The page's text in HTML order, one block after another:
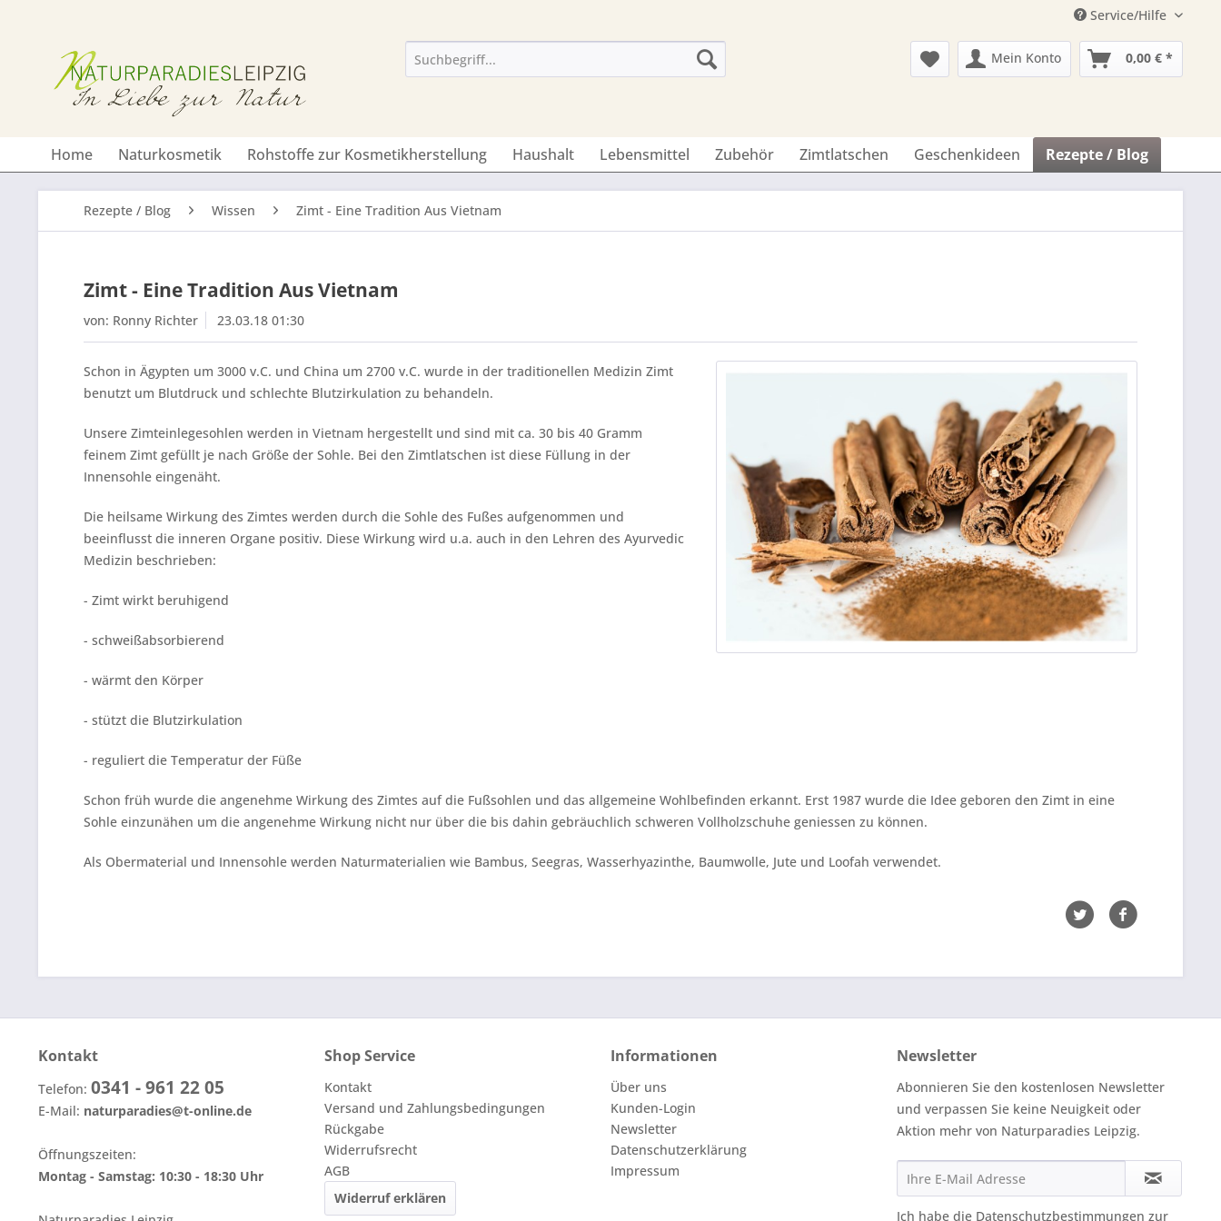
Service/Hilfe
Mein Konto 0,00 € *
Home Naturkosmetik Rohstoffe zur Kosmetikherstellung Haushalt Lebensmittel Zubehör Zimtlatschen Geschenkideen Rezepte / Blog
Rezepte / Blog Wissen Zimt - Eine Tradition Aus Vietnam
Zimt - Eine Tradition Aus Vietnam
von: Ronny Richter 23.03.18 01:30
Schon in Ägypten um 3000 v.C. und China um 2700 v.C. wurde in der traditionellen Medizin Zimt
benutzt um Blutdruck und schlechte Blutzirkulation zu behandeln.
Unsere Zimteinlegesohlen werden in Vietnam hergestellt und sind mit ca. 30 bis 40 Gramm
feinem Zimt gefüllt je nach Größe der Sohle. Bei den Zimtlatschen ist diese Füllung in der
Innensohle eingenäht.
Die heilsame Wirkung des Zimtes werden durch die Sohle des Fußes aufgenommen und
beeinflusst die inneren Organe positiv. Diese Wirkung wird u.a. auch in den Lehren des Ayurvedic
Medizin beschrieben:
- Zimt wirkt beruhigend
- schweißabsorbierend
- wärmt den Körper
- stützt die Blutzirkulation
- reguliert die Temperatur der Füße
Schon früh wurde die angenehme Wirkung des Zimtes auf die Fußsohlen und das allgemeine Wohlbefinden erkannt. Erst 1987 wurde die Idee geboren den Zimt in eine
Sohle einzunähen um die angenehme Wirkung nicht nur über die bis dahin gebräuchlich schweren Vollholzschuhe geniessen zu können.
Als Obermaterial und Innensohle werden Naturmaterialien wie Bambus, Seegras, Wasserhyazinthe, Baumwolle, Jute und Loofah verwendet.
Kontakt
Telefon: 0341 - 961 22 05
E-Mail: naturparadies@t-online.de
Öffnungszeiten:
Montag - Samstag: 10:30 - 18:30 Uhr
Shop Service
Kontakt
Versand und Zahlungsbedingungen
Rückgabe
Widerrufsrecht
AGB
Widerruf erklären
Informationen
Über uns
Kunden-Login
Newsletter
Datenschutzerklärung
Impressum
Newsletter
Abonnieren Sie den kostenlosen Newsletter
und verpassen Sie keine Neuigkeit oder
Aktion mehr von Naturparadies Leipzig.
Ich habe die Datenschutzbestimmungen zur